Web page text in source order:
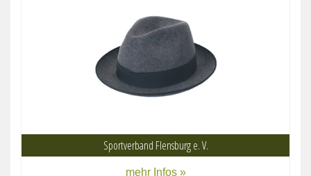
Sportverband Flensburg e. V.
mehr Infos »